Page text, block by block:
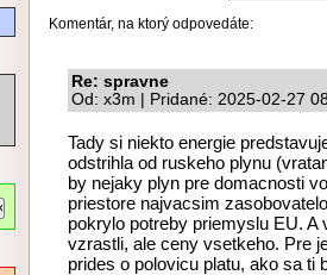
Komentár, na ktorý odpovedáte:
Re: spravne
Od: x3m | Pridané: 2025-02-27
Tady si niekto energie
odstrihla od ruskeho plynu
by nejaky plyn pre domacnosti
priestore najvacsim
pokrylo potreby priemyslu EU.
vzrastli, ale ceny vsetkeho. Pre
prides o polovicu platu, ako sa ti